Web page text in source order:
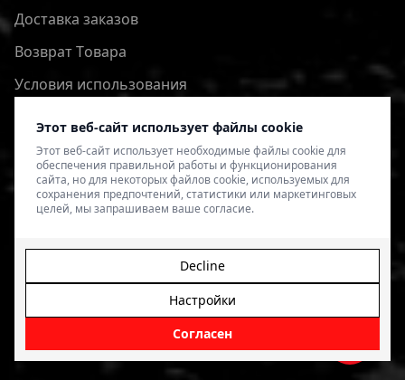
Этот веб-сайт использует файлы cookie
Этот веб-сайт использует необходимые файлы cookie для
обеспечения правильной работы и функционирования
сайта, но для некоторых файлов cookie, используемых для
сохранения предпочтений, статистики или маркетинговых
целей, мы запрашиваем ваше согласие.
Согласен
Настройки
Decline
Доставка заказов
Bозврат Tовара
Условия использования
Политика конфиденциальности
© 2026 4SPEED.LV. Visas tiesības aizsargātas.
veikala izveide - Magecode.